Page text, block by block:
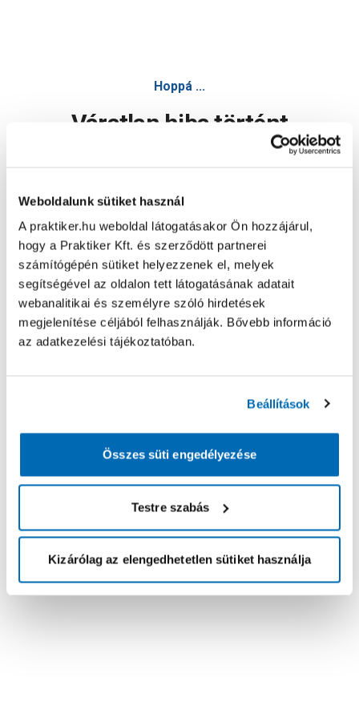
Weboldalunk sütiket használ
A praktiker.hu weboldal látogatásakor Ön hozzájárul,
hogy a Praktiker Kft. és szerződött partnerei
számítógépén sütiket helyezzenek el, melyek
segítségével az oldalon tett látogatásának adatait
webanalitikai és személyre szóló hirdetések
megjelenítése céljából felhasználják. Bővebb információ
az adatkezelési tájékoztatóban.
Beállítások
Összes süti engedélyezése
Testre szabás
Kizárólag az elengedhetetlen sütiket használja
Hoppá ...
Váratlan hiba történt
Oldal újratöltése